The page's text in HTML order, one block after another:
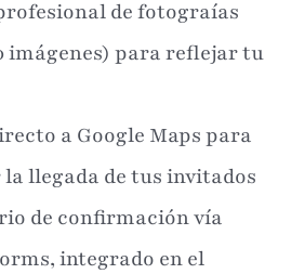
de fotograías
imágenes) para reflejar tu
a Google Maps para
llegada de tus invitados
de confirmación vía
integrado en el